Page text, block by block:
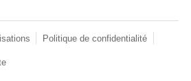
Politique de confidentialité